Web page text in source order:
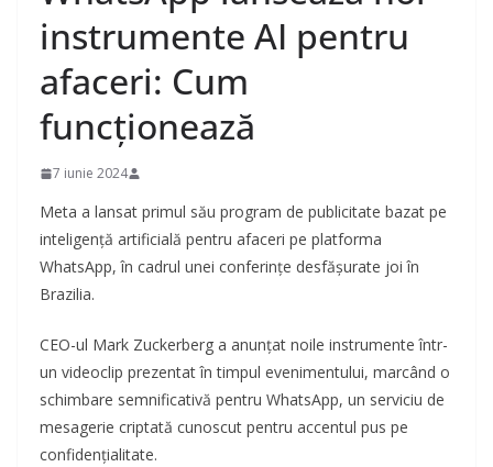
instrumente AI pentru
afaceri: Cum
funcționează
7 iunie 2024
Meta a lansat primul său program de publicitate bazat pe
inteligență artificială pentru afaceri pe platforma
WhatsApp, în cadrul unei conferințe desfășurate joi în
Brazilia.
CEO-ul Mark Zuckerberg a anunțat noile instrumente într-
un videoclip prezentat în timpul evenimentului, marcând o
schimbare semnificativă pentru WhatsApp, un serviciu de
mesagerie criptată cunoscut pentru accentul pus pe
confidențialitate.